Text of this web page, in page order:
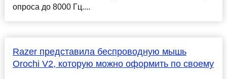
опроса до 8000 Гц....
Razer представила беспроводную мышь
Orochi V2, которую можно оформить по своему